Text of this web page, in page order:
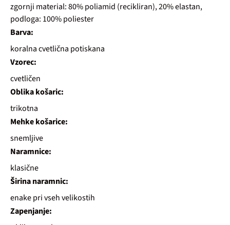
zgornji material: 80% poliamid (recikliran), 20% elastan,
podloga: 100% poliester
Barva:
koralna cvetlična potiskana
Vzorec:
cvetličen
Oblika košaric:
trikotna
Mehke košarice:
snemljive
Naramnice:
klasične
Širina naramnic:
enake pri vseh velikostih
Zapenjanje: